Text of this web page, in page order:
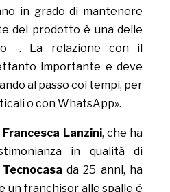
in grado di mantenere
del prodotto è una delle
-. La relazione con il
importante e deve
al passo coi tempi, per
o con WhatsApp».
Francesca Lanzini, che ha
in qualità di
da 25 anni, ha
un franchisor alle spalle è